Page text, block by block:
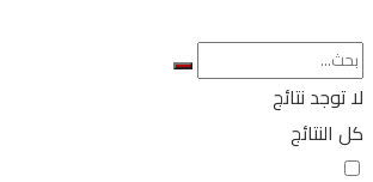
لا توجد نتائج
كل النتائج